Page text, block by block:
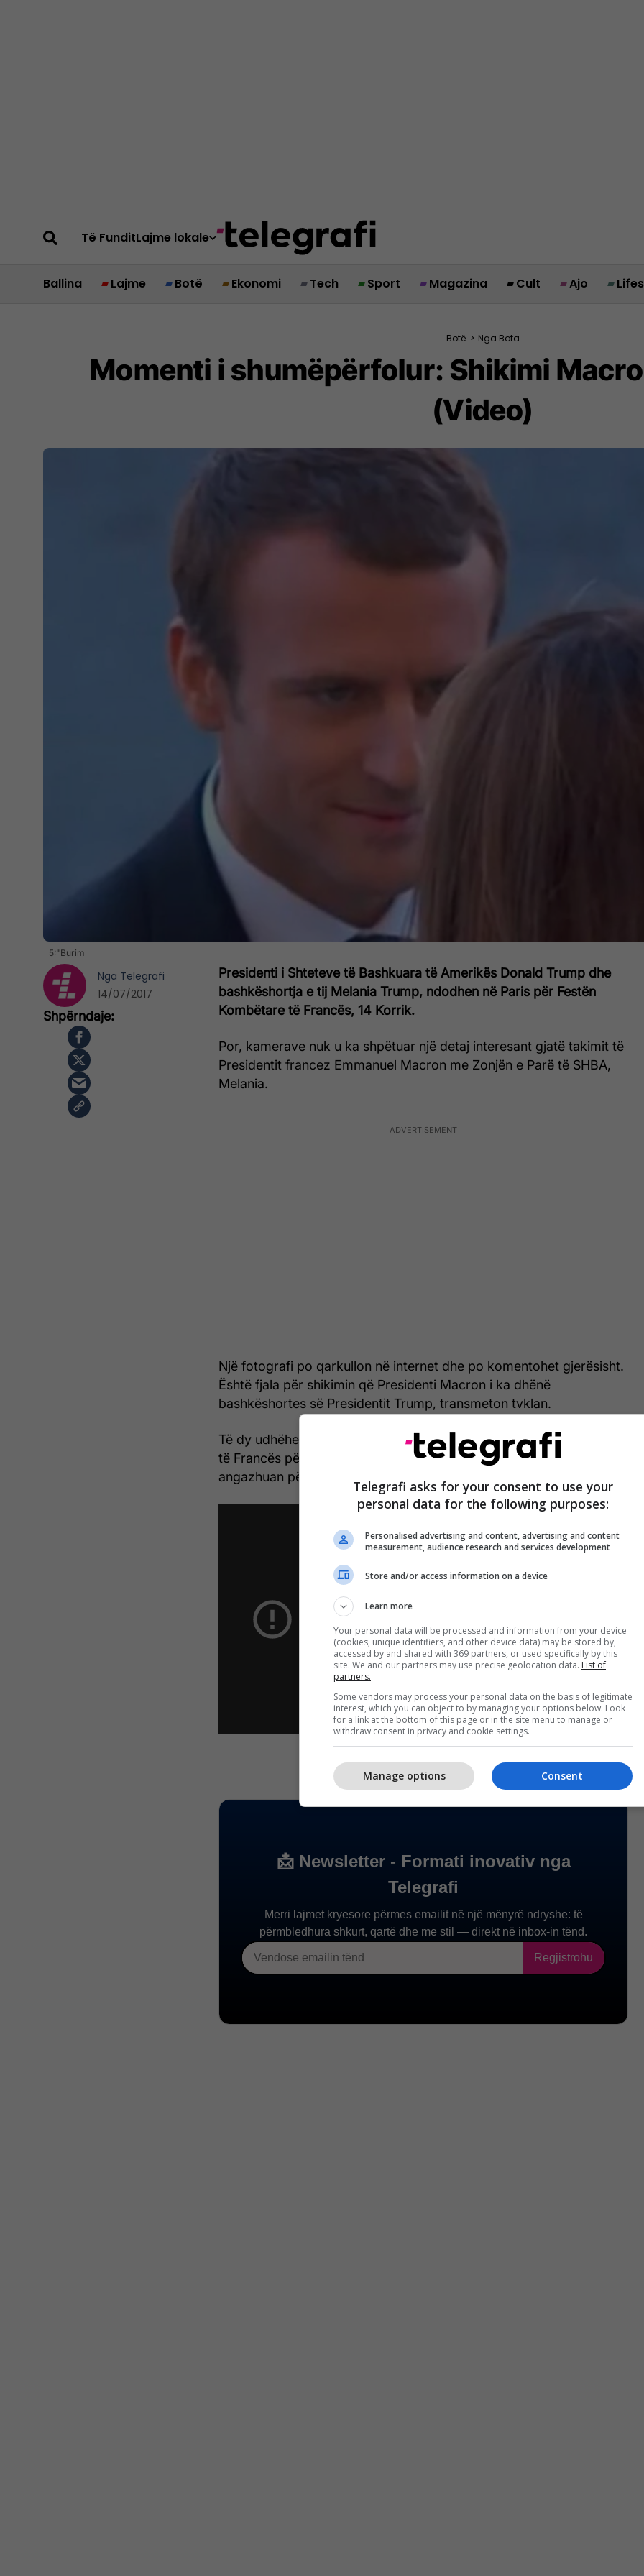
Të FunditLajme lokale
Ballina Lajme Botë Ekonomi Tech Sport Magazina Cult Ajo
Botë > Nga Bota
Momenti i shumëpërfolur: Shikimi
(Video)
5:"Burim
Presidenti i Shteteve të Bashkuara të Amerikës Donald Trump dhe
bashkëshortja e tij Melania Trump, ndodhen në Paris për Festën
Kombëtare të Francës, 14 Korrik.
Por, kamerave nuk u ka shpëtuar një detaj interesant gjatë takimit të
Presidentit francez Emmanuel Macron me Zonjën e Parë të SHBA,
Melania.
Një fotografi po qarkullon në internet dhe po komentohet gjerësisht.
Është fjala për shikimin që Presidenti Macron i ka dhënë
bashkëshortes së Presidentit Trump, transmeton tvklan.
Të dy udhëheqësit, Trump dhe Macron ndoqën paradën ushtarake
të Francës për Ditën e Bastijës. Plot 11 mijë forca policore u
angazhuan për të garantuar sigurinë.
Nga Telegrafi
14/07/2017
Telegrafi asks for your consent to use your
personal data for the following purposes:
Personalised advertising and content, advertising and content
measurement, audience research and services development
Store and/or access information on a device
Learn more
Your personal data will be processed and information from your device
(cookies, unique identifiers, and other device data) may be stored by,
accessed by and shared with 369 partners, or used specifically by this
site. We and our partners may use precise geolocation data. List of
partners.
Some vendors may process your personal data on the basis of legitimate
interest, which you can object to by managing your options below. Look
for a link at the bottom of this page or in the site menu to manage or
withdraw consent in privacy and cookie settings.
Consent
Manage options